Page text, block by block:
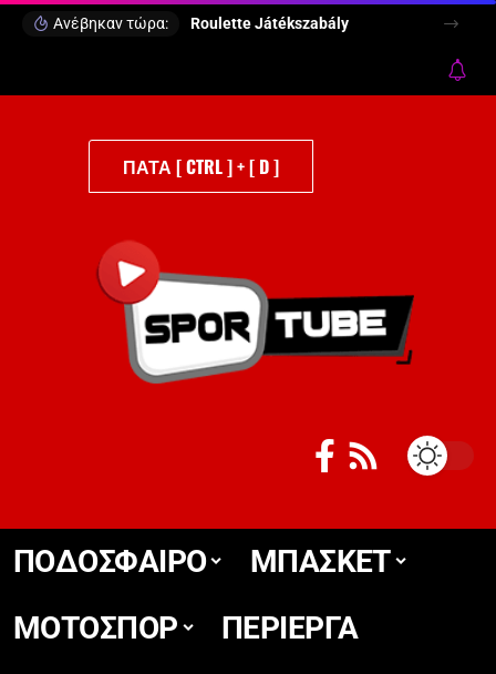
Ανέβηκαν τώρα: Roulette Játékszabály
ΠΑΤΑ [ CTRL ] + [ D ]
ΠΟΔΟΣΦΑΙΡΟ
ΜΠΑΣΚΕΤ
ΜΟΤΟΣΠΟΡ
ΠΕΡΙΕΡΓΑ